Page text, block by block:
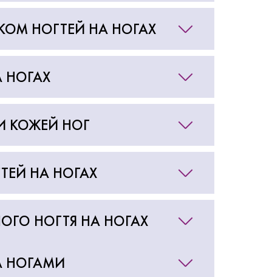
НОГТЕЙ НА НОГАХ
НОГАХ
КОЖЕЙ НОГ
НА НОГАХ
НОГТЯ НА НОГАХ
НОГАМИ